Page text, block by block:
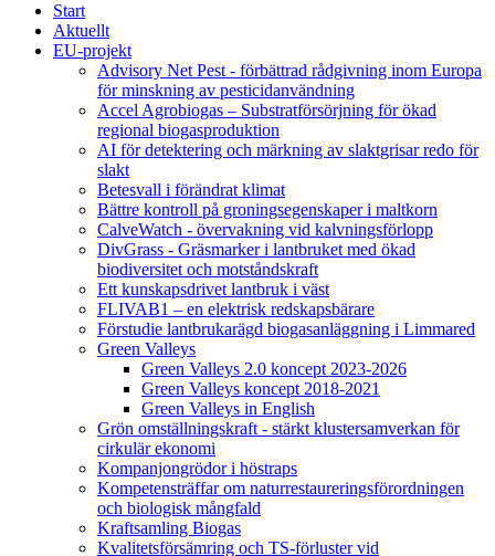
Start
Aktuellt
EU-projekt
Advisory Net Pest - förbättrad rådgivning inom Europa
för minskning av pesticidanvändning
Accel Agrobiogas – Substratförsörjning för ökad
regional biogasproduktion
AI för detektering och märkning av slaktgrisar redo för
slakt
Betesvall i förändrat klimat
Bättre kontroll på groningsegenskaper i maltkorn
CalveWatch - övervakning vid kalvningsförlopp
DivGrass - Gräsmarker i lantbruket med ökad
biodiversitet och motståndskraft
Ett kunskapsdrivet lantbruk i väst
FLIVAB1 – en elektrisk redskapsbärare
Förstudie lantbrukarägd biogasanläggning i Limmared
Green Valleys
Green Valleys 2.0 koncept 2023-2026
Green Valleys koncept 2018-2021
Green Valleys in English
Grön omställningskraft - stärkt klustersamverkan för
cirkulär ekonomi
Kompanjongrödor i höstraps
Kompetensträffar om naturrestaureringsförordningen
och biologisk mångfald
Kraftsamling Biogas
Kvalitetsförsämring och TS-förluster vid